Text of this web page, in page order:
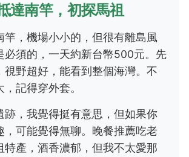
達南竿，初探馬祖
竿，機場小小的，但很有離島風
必須的，一天約新台幣500元。先
視野超好，能看到整個海灣。不
記得穿外套。
跡，我覺得挺有意思，但如果你
，可能覺得無聊。晚餐推薦吃老
特產，酒香濃郁，但我不太愛那